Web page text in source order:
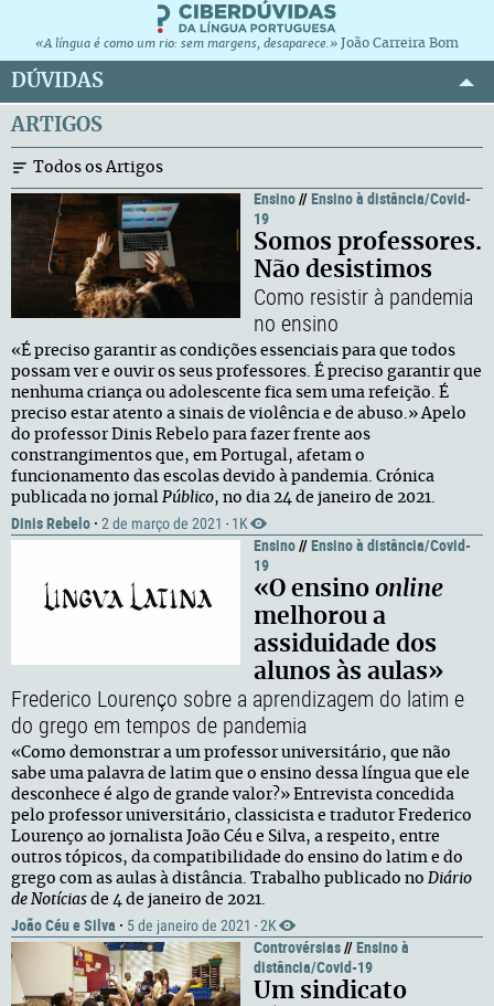
«A língua é como um rio: sem margens, desaparece.» João Carreira Bom
DÚVIDAS
ARTIGOS
Todos os Artigos
Ensino//Ensino à distância/Covid-
19
Somos professores.
Não desistimos
Como resistir à pandemia
no ensino
«É preciso garantir as condições essenciais para que todos
possam ver e ouvir os seus professores. É preciso garantir que
nenhuma criança ou adolescente fica sem uma refeição. É
preciso estar atento a sinais de violência e de abuso.» Apelo
do professor Dinis Rebelo para fazer frente aos
constrangimentos que, em Portugal, afetam o
funcionamento das escolas devido à pandemia. Crónica
publicada no jornal Público, no dia 24 de janeiro de 2021.
Dinis Rebelo · 2 de março de 2021 · 1K
Ensino//Ensino à distância/Covid-
19
«O ensino online
melhorou a
assiduidade dos
alunos às aulas»
Frederico Lourenço sobre a aprendizagem do latim e
do grego em tempos de pandemia
«Como demonstrar a um professor universitário, que não
sabe uma palavra de latim que o ensino dessa língua que ele
desconhece é algo de grande valor?» Entrevista concedida
pelo professor universitário, classicista e tradutor Frederico
Lourenço ao jornalista João Céu e Silva, a respeito, entre
outros tópicos, da compatibilidade do ensino do latim e do
grego com as aulas à distância. Trabalho publicado no Diário
de Notícias de 4 de janeiro de 2021.
João Céu e Silva · 5 de janeiro de 2021 · 2K
Controvérsias//Ensino à
distância/Covid-19
Um sindicato